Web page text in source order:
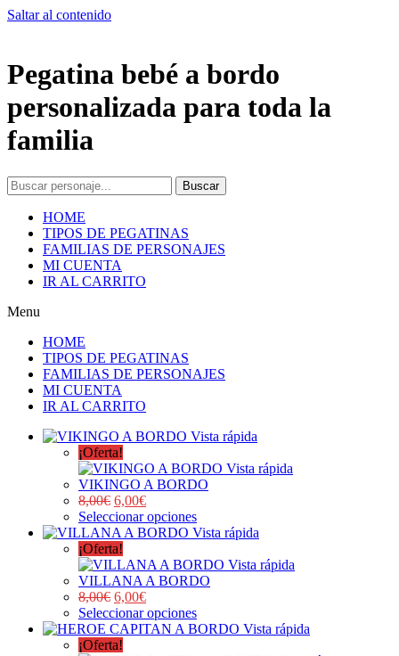
Saltar al contenido
Pegatina bebé a bordo
personalizada para toda la
familia
Buscar
HOME
TIPOS DE PEGATINAS
FAMILIAS DE PERSONAJES
MI CUENTA
IR AL CARRITO
Menu
HOME
TIPOS DE PEGATINAS
FAMILIAS DE PERSONAJES
MI CUENTA
IR AL CARRITO
Vista rápida
¡Oferta!
Vista rápida
VIKINGO A BORDO
8,00€ 6,00€
Seleccionar opciones
Vista rápida
¡Oferta!
Vista rápida
VILLANA A BORDO
8,00€ 6,00€
Seleccionar opciones
Vista rápida
¡Oferta!